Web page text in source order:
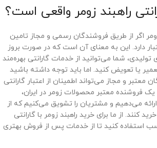
راهبند زومر واقعی است؟
زومر اگر از طریق فروشندگان رسمی و مجاز تامین
دارد. این به معنای آن است که در صورت بروز
شما می‌توانید از خدمات گارانتی بهره‌مند
یا تعویض کنید. اما باید توجه داشته باشید
معتبر و مجاز می‌تواند اطمینان از اعتبار گارانتی
یک فروشنده معتبر محصولات زومر در ایران،
ارائه می‌دهیم و مشتریان را تشویق می‌کنیم که از
کنند. از ما برای خرید راهبند زومر با گارانتی
استفاده کنید تا از خدمات پس از فروش بهتری